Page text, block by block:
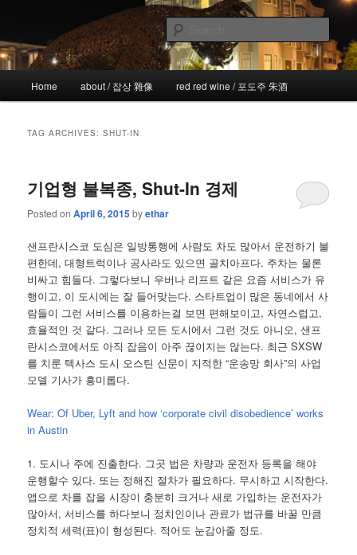
primary
content
secondary
content!wicked
the more I see the less I know
Home about / 잡상 雜像 red red wine / 포도주 朱酒
TAG ARCHIVES:SHUT-IN
기업형 불복종, Shut-In 경제
Posted onApril 6, 2015 byethar
샌프란시스코 도심은 일방통행에 사람도 차도 많아서 운전하기 불
편한데, 대형트럭이나 공사라도 있으면 골치아프다. 주차는 물론
비싸고 힘들다. 그렇다보니 우버나 리프트 같은 요즘 서비스가 유
행이고, 이 도시에는 잘 들어맞는다. 스타트업이 많은 동네에서 사
람들이 그런 서비스를 이용하는걸 보면 편해보이고, 자연스럽고,
효율적인 것 같다. 그러나 모든 도시에서 그런 것도 아니오, 샌프
란시스코에서도 아직 잡음이 아주 끊이지는 않는다. 최근 SXSW
를 치룬 텍사스 도시 오스틴 신문이 지적한 “운송망 회사”의 사업
모델 기사가 흥미롭다.
Wear: Of Uber, Lyft and how ‘corporate civil disobedience’ works
in Austin
1. 도시나 주에 진출한다. 그곳 법은 차량과 운전자 등록을 해야
운행할수 있다. 또는 정해진 절차가 필요하다. 무시하고 시작한다.
앱으로 차를 잡을 시장이 충분히 크거나 새로 가입하는 운전자가
많아서, 서비스를 하다보니 정치인이나 관료가 법규를 바꿀 만큼
정치적 세력(표)이 형성된다. 적어도 눈감아줄 정도.